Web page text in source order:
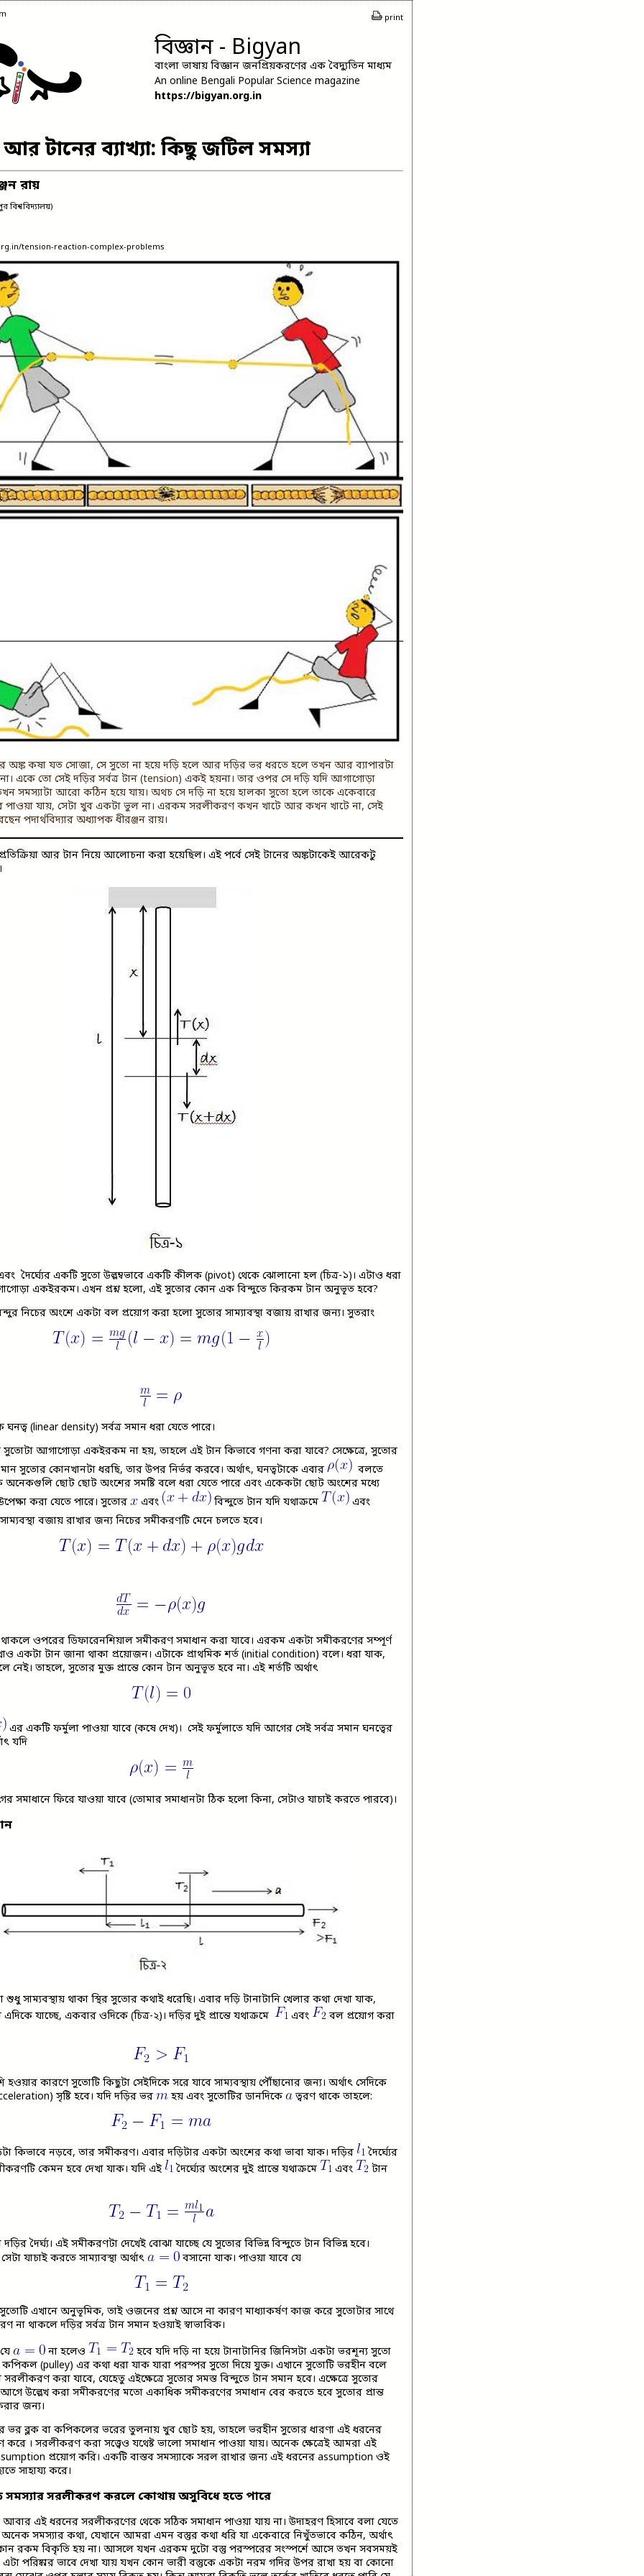
print
বিজ্ঞান - Bigyan
বাংলা ভাষায় বিজ্ঞান জনপ্রিয়করণের এক বৈদ্যুতিন মাধ্যম
An online Bengali Popular Science magazine
https://bigyan.org.in
আর টানের ব্যাখ্যা: কিছু জটিল সমস্যা
রায়
বিশ্ববিদ্যালয়)
tension-reaction-complex-problems
অঙ্ক কষা যত সোজা, সে সুতো না হয়ে দড়ি হলে আর দড়ির ভর ধরতে হলে তখন আর ব্যাপারটা
একে তো সেই দড়ির সর্বত্র টান (tension) একই হয়না। তার ওপর সে দড়ি যদি আগাগোড়া
সমস্যাটা আরো কঠিন হয়ে যায়। অথচ সে দড়ি না হয়ে হালকা সুতো হলে তাকে একেবারে
পাওয়া যায়, সেটা খুব একটা ভুল না। এরকম সরলীকরণ কখন খাটে আর কখন খাটে না, সেই
পদার্থবিদ্যার অধ্যাপক ধীরঞ্জন রায়।
আর টান নিয়ে আলোচনা করা হয়েছিল। এই পর্বে সেই টানের অঙ্কটাকেই আরেকটু
দৈর্ঘ্যের একটি সুতো উল্লম্বভাবে একটি কীলক (pivot) থেকে ঝোলানো হল (চিত্র-১)। এটাও ধরা
একইরকম। এখন প্রশ্ন হলো, এই সুতোর কোন এক বিন্দুতে কিরকম টান অনুভূত হবে?
নিচের অংশে একটা বল প্রয়োগ করা হলো সুতোর সাম্যাবস্থা বজায় রাখার জন্য। সুতরাং
(linear density) সর্বত্র সমান ধরা যেতে পারে।
সুতোটা আগাগোড়া একইরকম না হয়, তাহলে এই টান কিভাবে গণনা করা যাবে? সেক্ষেত্রে, সুতোর
সুতোর কোনখানটা ধরছি, তার উপর নির্ভর করবে। অর্থাৎ, ঘনত্বটাকে এবার
বলতে
অনেকগুলি ছোট ছোট অংশের সমষ্টি বলে ধরা যেতে পারে এবং একেকটা ছোট অংশের মধ্যে
করা যেতে পারে। সুতোর
এবং বিন্দুতে টান যদি যথাক্রমে
এবং
বজায় রাখার জন্য নিচের সমীকরণটি মেনে চলতে হবে।
ওপরের ডিফারেনশিয়াল সমীকরণ সমাধান করা যাবে। এরকম একটা সমীকরণের সম্পূর্ণ
একটা টান জানা থাকা প্রয়োজন। এটাকে প্রাথমিক শর্ত (initial condition) বলে। ধরা যাক,
নেই। তাহলে, সুতোর মুক্ত প্রান্তে কোন টান অনুভূত হবে না। এই শর্তটি অর্থাৎ
এর একটি ফর্মুলা পাওয়া যাবে (কষে দেখ)। সেই ফর্মুলাতে যদি আগের সেই সর্বত্র সমান ঘনত্বের
যদি
সমাধানে ফিরে যাওয়া যাবে (তোমার সমাধানটা ঠিক হলো কিনা, সেটাও যাচাই করতে পারবে)।
সাম্যবস্থায় থাকা স্থির সুতোর কথাই ধরেছি। এবার দড়ি টানাটানি খেলার কথা দেখা যাক,
যাচ্ছে, একবার ওদিকে (চিত্র-২)। দড়ির দুই প্রান্তে যথাক্রমে
এবং
বল প্রয়োগ করা
কারণে সুতোটি কিছুটা সেইদিকে সরে যাবে সাম্যবস্থায় পৌঁছানোর জন্য। অর্থাৎ সেদিকে
সৃষ্টি হবে। যদি দড়ির ভর
হয় এবং সুতোটির ডানদিকে ত্বরণ থাকে তাহলে:
কিভাবে নড়বে, তার সমীকরণ। এবার দড়িটার একটা অংশের কথা ভাবা যাক। দড়ির
দৈর্ঘ্যের
কেমন হবে দেখা যাক। যদি এই
দৈর্ঘ্যের অংশের দুই প্রান্তে যথাক্রমে এবং
টান
দৈর্ঘ্য। এই সমীকরণটা দেখেই বোঝা যাচ্ছে যে সুতোর বিভিন্ন বিন্দুতে টান বিভিন্ন হবে।
যাচাই করতে সাম্যাবস্থা অর্থাৎ
বসানো যাক। পাওয়া যাবে যে
এখানে অনুভূমিক, তাই ওজনের প্রশ্ন আসে না কারণ মাধ্যাকর্ষণ কাজ করে সুতোটার সাথে
না থাকলে দড়ির সর্বত্র টান সমান হওয়াই স্বাভাবিক।
না হলেও
হবে যদি দড়ি না হয়ে টানাটানির জিনিসটা একটা ভরশূন্য সুতো
(pulley) এর কথা ধরা যাক যারা পরস্পর সুতো দিয়ে যুক্ত। এখানে সুতোটি ভরহীন বলে
সরলীকরণ করা যাবে, যেহেতু এইক্ষেত্রে সুতোর সমস্ত বিন্দুতে টান সমান হবে। এক্ষেত্রে সুতোর
আগে উল্লেখ করা সমীকরণের মতো একাধিক সমীকরণের সমাধান বের করতে হবে সুতোর প্রান্ত
জন্য।
ভর ব্লক বা কপিকলের ভরের তুলনায় খুব ছোট হয়, তাহলে ভরহীন সুতোর ধারণা এই ধরনের
। সরলীকরণ করা সত্ত্বেও যথেষ্ট ভালো সমাধান পাওয়া যায়। অনেক ক্ষেত্রেই আমরা এই
প্রয়োগ করি। একটি বাস্তব সমস্যাকে সরল রাখার জন্য এই ধরনের assumption ওই
সাহায্য করে।
সমস্যার সরলীকরণ করলে কোথায় অসুবিধে হতে পারে
আবার এই ধরনের সরলীকরণের থেকে সঠিক সমাধান পাওয়া যায় না। উদাহরণ হিসাবে বলা যেতে
অনেক সমস্যার কথা, যেখানে আমরা এমন বস্তুর কথা ধরি যা একেবারে নিখুঁতভাবে কঠিন, অর্থাৎ
রকম বিকৃতি হয় না। আসলে যখন এরকম দুটো বস্তু পরস্পরের সংস্পর্শে আসে তখন সবসময়ই
এটা পরিষ্কার ভাবে দেখা যায় যখন কোন ভারী বস্তুকে একটা নরম গদির উপর রাখা হয় বা কোনো